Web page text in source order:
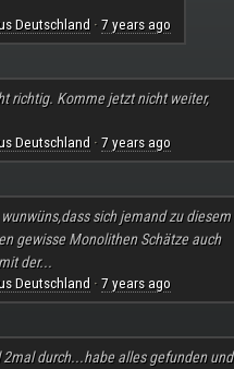
Deutschland · 7 years ago
richtig. Komme jetzt nicht weiter,
Deutschland · 7 years ago
sich jemand zu diesem
gewisse Monolithen Schätze auch
der...
Deutschland · 7 years ago
2mal durch...habe alles gefunden und